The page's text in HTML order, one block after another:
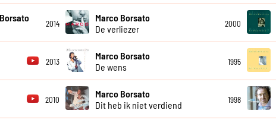
2014
Marco Borsato
De verliezer
2000
2013
Marco Borsato
De wens
1995
2010
Marco Borsato
Dit heb ik niet verdiend
1998